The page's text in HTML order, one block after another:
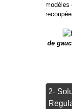
modèles
de
2-